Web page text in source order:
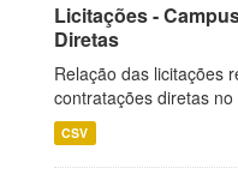
Licitações -
Diretas
Relação das licitações
contratações diretas
CSV